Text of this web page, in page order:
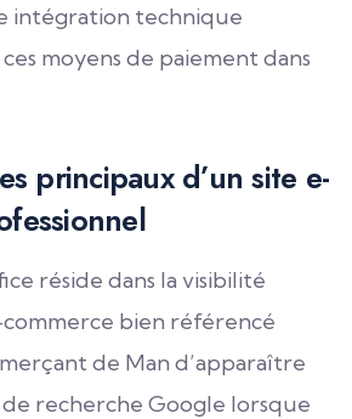
intégration technique
moyens de paiement dans
principaux d’un site e-
réside dans la visibilité
bien référencé
de Man d’apparaître
de recherche Google lorsque